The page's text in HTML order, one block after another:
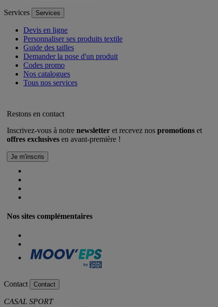
Services Services
Devis en ligne
Personnaliser ses produits textile
Guide des tailles
Demander la pose d'un produit
Codes promo
Nos catalogues
Tous nos services
Restons en contact
Inscrivez-vous à notre newsletter et recevez nos promotions et
offres exclusives en avant-première !
Nos sites complémentaires
Contact Contact
CASAL SPORT